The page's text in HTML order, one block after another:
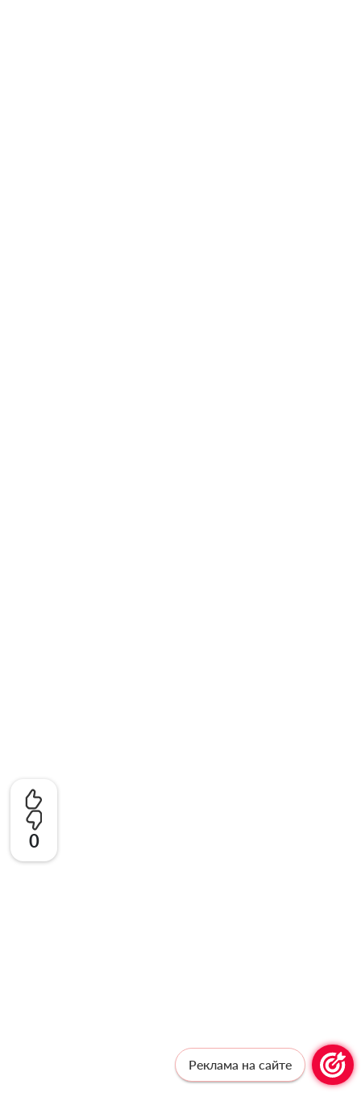
0
Реклама на сайте